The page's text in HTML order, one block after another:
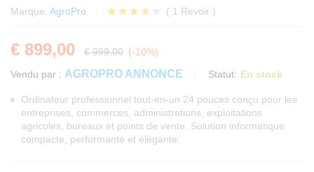
Marque: AgroPro
sur 5
sur
client
( 1 Revoir )
€ 899,00 €999,00 (-10%)
Vendu par : AGROPRO ANNONCE Statut: En stock
Ordinateur professionnel tout-en-un 24 pouces conçu pour les
entreprises, commerces, administrations, exploitations
agricoles, bureaux et points de vente. Solution informatique
compacte, performante et élégante.